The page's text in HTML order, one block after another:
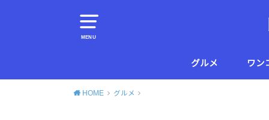
MENU
グルメ ワン
HOME グルメ